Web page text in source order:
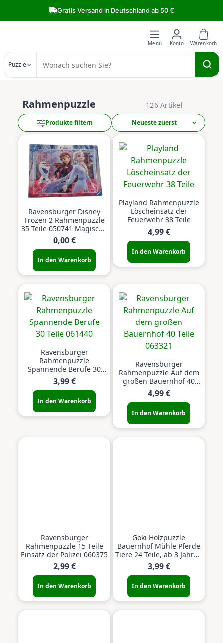
Zum Hauptinhalt springenGratis Versand in Deutschland ab 50 €
Puzzle
Rahmenpuzzle 126 Artikel
Produkte filtern
Ravensburger Disney
Frozen 2 Rahmenpuzzle
35 Teile 050741 Magische
Natur
0,00 €
In den Warenkorb
Playland Rahmenpuzzle
Löscheinsatz der
Feuerwehr 38 Teile
4,99 €
In den Warenkorb
Ravensburger
Rahmenpuzzle
Spannende Berufe 30
Teile 061440
3,99 €
In den Warenkorb
Ravensburger
Rahmenpuzzle Auf dem
großen Bauernhof 40
Teile 063321
4,99 €
In den Warenkorb
Ravensburger
Rahmenpuzzle 15 Teile
Einsatz der Polizei 060375
2,99 €
In den Warenkorb
Goki Holzpuzzle
Bauernhof Mühle Pferde
Tiere 24 Teile, ab 3 Jahren
Rahmenpuzzle aus Holz
3,99 €
In den Warenkorb